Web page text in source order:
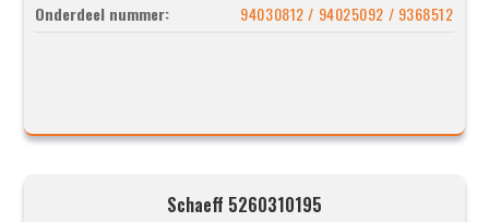
Onderdeel nummer:
94030812 / 94025092 / 9368512
Schaeff 5260310195